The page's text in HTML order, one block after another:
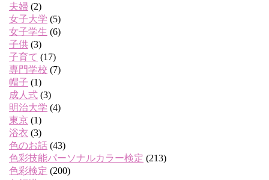
夫婦 (2)
女子大学 (5)
女子学生 (6)
子供 (3)
子育て (17)
専門学校 (7)
帽子 (1)
成人式 (3)
明治大学 (4)
東京 (1)
浴衣 (3)
色のお話 (43)
色彩技能パーソナルカラー検定 (213)
色彩検定 (200)